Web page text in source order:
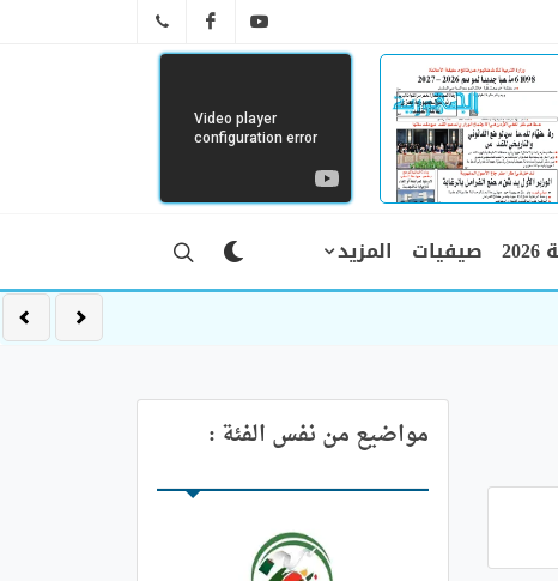
YT
FB
صيفيات المزيد
مواضيع من نفس الفئة :